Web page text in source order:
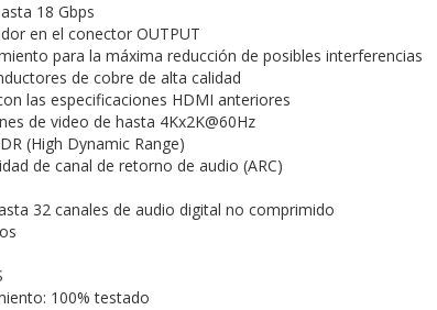
18 Gbps
en el conector OUTPUT
para la máxima reducción de posibles interferencias
de cobre de alta calidad
las especificaciones HDMI anteriores
de video de hasta 4Kx2K@60Hz
(High Dynamic Range)
de canal de retorno de audio (ARC)
32 canales de audio digital no comprimido
100% testado